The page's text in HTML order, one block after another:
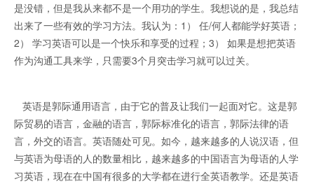
是没错，但是我从来都不是一个用功的学生。我想说的是，我总结
出来了一些有效的学习方法。我认为：1） 任/何人都能学好英语；
2） 学习英语可以是一个快乐和享受的过程；3） 如果是想把英语
作为沟通工具来学，只需要3个月突击学习就可以过关。
英语是郭际通用语言，由于它的普及让我们一起面对它。这是郭
际贸易的语言，金融的语言，郭际标准化的语言，郭际法律的语
言，外交的语言。英语随处可见。如今，越来越多的人说汉语，但
与英语为母语的人的数量相比，越来越多的中国语言为母语的人学
习英语，现在在中国有很多的大学都在进行全英语教学。还是英语